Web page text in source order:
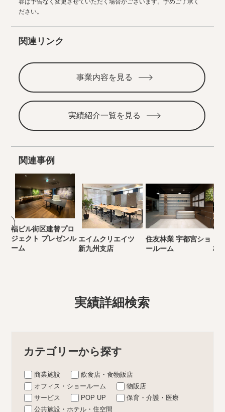
容は予告なく変更させていただく場合がございます。予めご了承く
ださい。
関連リンク
事業内容を見る
実績紹介一覧を見る
関連事例
福ビル街区建替プロ
ジェクト プレゼンル
ーム
エイムクリエイツ
新九州支店
住友林業 宇都宮ショ
ールーム
林
実績詳細検索
カテゴリーから探す
商業施設
飲食店・食物販店
オフィス・ショールーム
物販店
サービス
POP UP
保育・介護・医療
公共施設・ホテル・住空間